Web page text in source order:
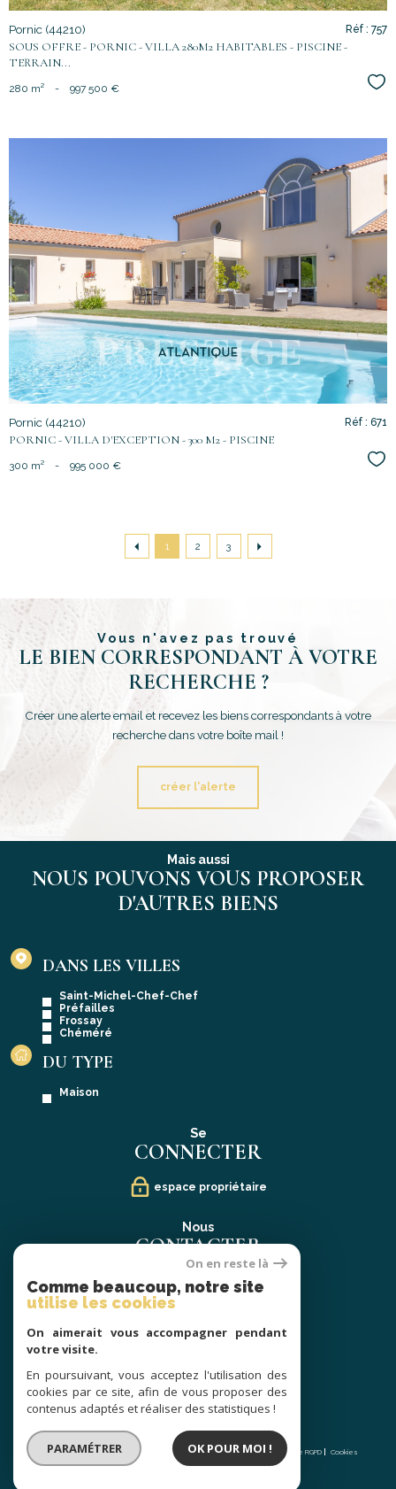
Pornic (44210)
SOUS OFFRE - PORNIC - VILLA 280M2 HABITABLES - PISCINE -
TERRAIN...
Réf : 757
280 m² - 997 500 €
voir le
bien
Pornic (44210)
PORNIC - VILLA D'EXCEPTION - 300 M2 - PISCINE
Réf : 671
300 m² - 995 000 €
1 2 3
Vous n'avez pas trouvé
LE BIEN CORRESPONDANT À VOTRE
RECHERCHE ?
Créer une alerte email et recevez les biens correspondants à votre
recherche dans votre boîte mail !
créer l'alerte
Mais aussi
NOUS POUVONS VOUS PROPOSER
D'AUTRES BIENS
DANS LES VILLES
Saint-Michel-Chef-Chef
Préfailles
Frossay
Chéméré
DU TYPE
Maison
Se
CONNECTER
espace propriétaire
Nous
CONTACTER
02 40 21 91 13
contact@prestige-atlantique.fr
SUIVRE
© 2026 | Tous droits réservés | Traduction powered by Google |
Nos honoraires
Plan du site Mentions légales Admin Partenaires Politique RGPD Cookies
On en reste là
Comme beaucoup, notre site
utilise les cookies
On aimerait vous accompagner pendant
votre visite.
En poursuivant, vous acceptez l'utilisation des
cookies par ce site, afin de vous proposer des
contenus adaptés et réaliser des statistiques !
PARAMÉTRER OK POUR MOI !